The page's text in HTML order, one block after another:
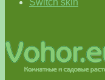
Switch skin